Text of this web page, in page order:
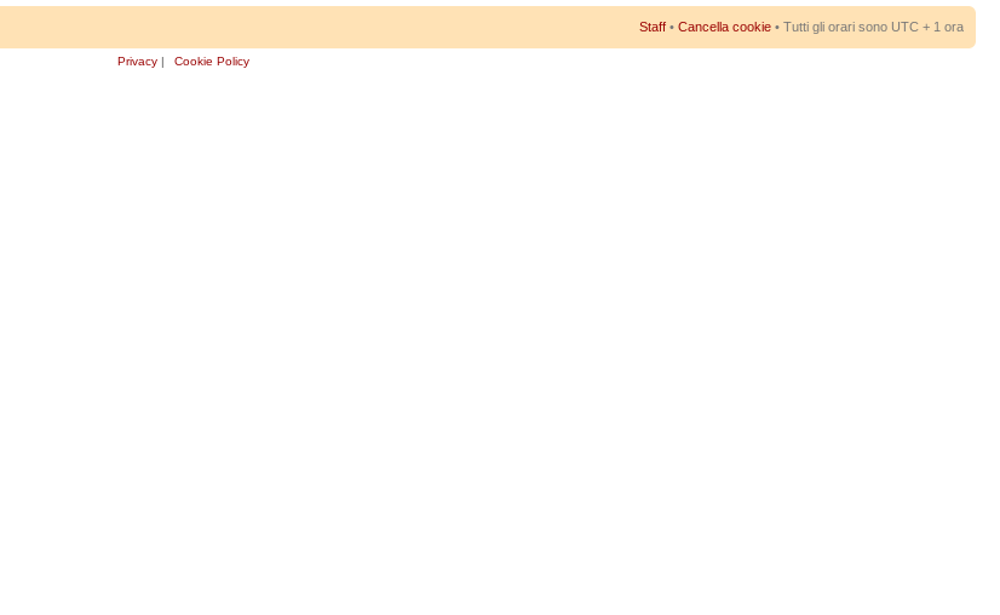
Staff • Cancella cookie • Tutti gli orari sono UTC + 1 ora
Privacy | Cookie Policy